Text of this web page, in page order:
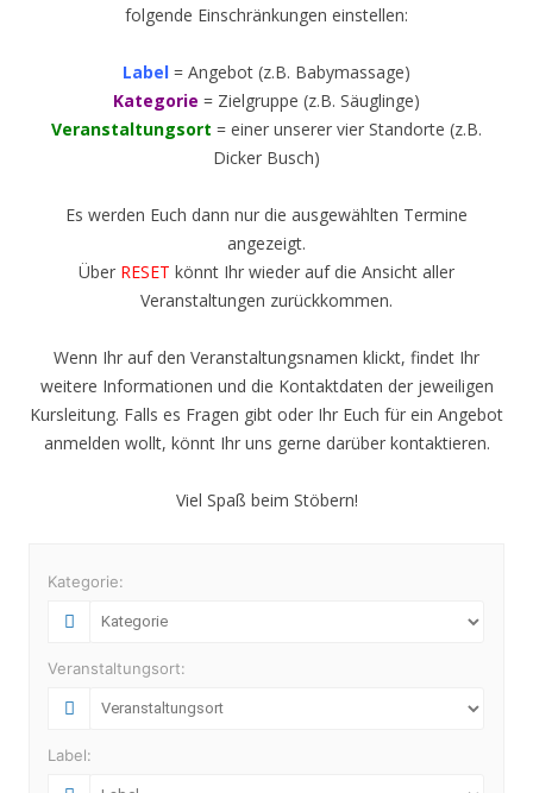
folgende Einschränkungen einstellen:
Label = Angebot (z.B. Babymassage)
Kategorie = Zielgruppe (z.B. Säuglinge)
Veranstaltungsort = einer unserer vier Standorte (z.B.
Dicker Busch)
Es werden Euch dann nur die ausgewählten Termine
angezeigt.
Über RESET könnt Ihr wieder auf die Ansicht aller
Veranstaltungen zurückkommen.
Wenn Ihr auf den Veranstaltungsnamen klickt, findet Ihr
weitere Informationen und die Kontaktdaten der jeweiligen
Kursleitung. Falls es Fragen gibt oder Ihr Euch für ein Angebot
anmelden wollt, könnt Ihr uns gerne darüber kontaktieren.
Viel Spaß beim Stöbern!
Kategorie:
Veranstaltungsort:
Label: